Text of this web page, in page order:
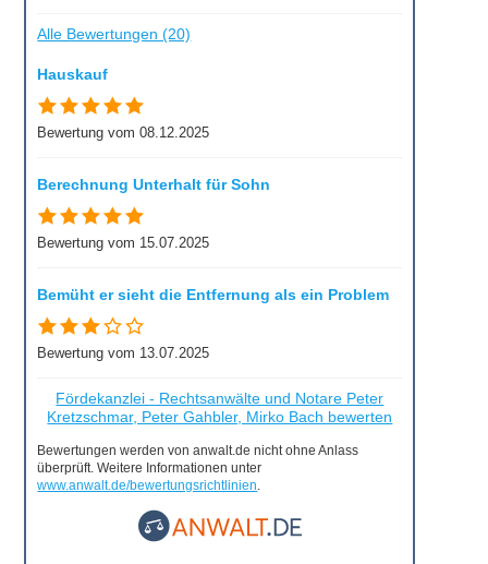
Alle Bewertungen (20)
Hauskauf
Bewertung vom 08.12.2025
Berechnung Unterhalt für Sohn
Bewertung vom 15.07.2025
Bemüht er sieht die Entfernung als ein Problem
Bewertung vom 13.07.2025
Fördekanzlei - Rechtsanwälte und Notare Peter
Kretzschmar, Peter Gahbler, Mirko Bach bewerten
Bewertungen werden von anwalt.de nicht ohne Anlass
überprüft. Weitere Informationen unter
www.anwalt.de/bewertungsrichtlinien.